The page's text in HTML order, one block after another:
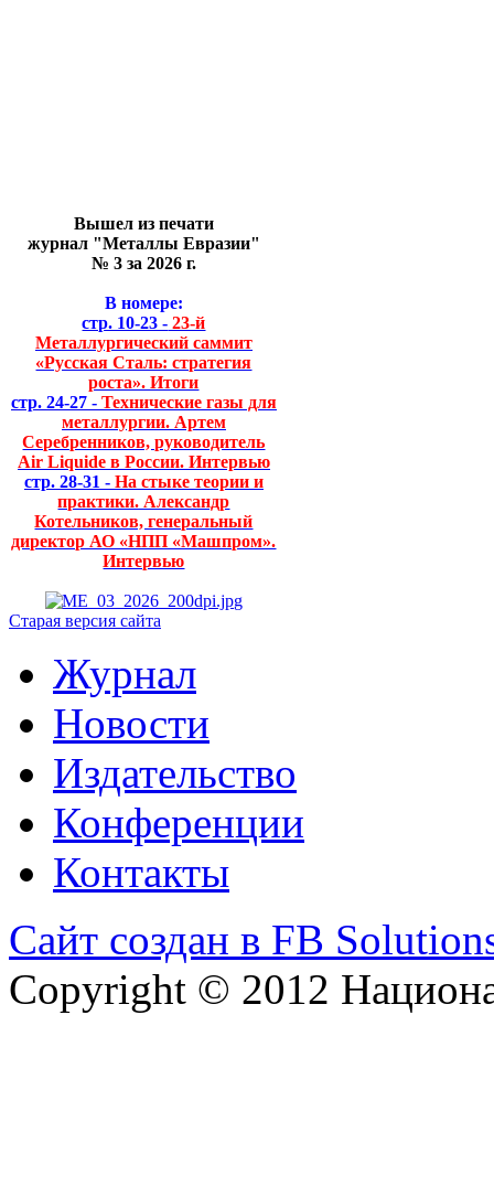
Вышел из печати
журнал "Металлы Евразии"
№ 3 за 2026 г.
В номере:
стр. 10-23 - 23-й
Металлургический саммит
«Русская Сталь: стратегия
роста». Итоги
стр. 24-27 - Технические газы для
металлургии. Артем
Серебренников, руководитель
Air Liquide в России. Интервью
стр. 28-31 - На стыке теории и
практики. Александр
Котельников, генеральный
директор АО «НПП «Машпром».
Интервью
Старая версия сайта
Журнал
Новости
Издательство
Конференции
Контакты
Сайт создан в FB
Copyright © 2012